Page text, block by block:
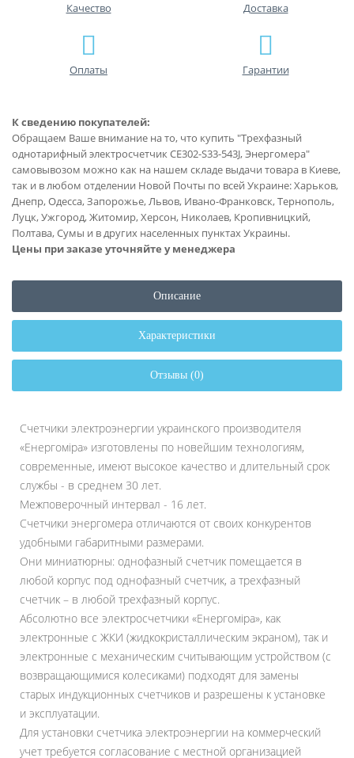
Качество Доставка
Оплаты Гарантии
К сведению покупателей:
Обращаем Ваше внимание на то, что купить "Трехфазный
однотарифный электросчетчик CE302-S33-543J, Энергомера"
самовывозом можно как на нашем складе выдачи товара в Киеве,
так и в любом отделении Новой Почты по всей Украине: Харьков,
Днепр, Одесса, Запорожье, Львов, Ивано-Франковск, Тернополь,
Луцк, Ужгород, Житомир, Херсон, Николаев, Кропивницкий,
Полтава, Сумы и в других населенных пунктах Украины.
Цены при заказе уточняйте у менеджера
Описание
Характеристики
Отзывы (0)
Счетчики электроэнергии украинского производителя
«Енергоміра» изготовлены по новейшим технологиям,
современные, имеют высокое качество и длительный срок
службы - в среднем 30 лет.
Межповерочный интервал - 16 лет.
Счетчики энергомера отличаются от своих конкурентов
удобными габаритными размерами.
Они миниатюрны: однофазный счетчик помещается в
любой корпус под однофазный счетчик, а трехфазный
счетчик – в любой трехфазный корпус.
Абсолютно все электросчетчики «Енергоміра», как
электронные с ЖКИ (жидкокристаллическим экраном), так и
электронные с механическим считывающим устройством (с
возвращающимися колесиками) подходят для замены
старых индукционных счетчиков и разрешены к установке
и эксплуатации.
Для установки счетчика электроэнергии на коммерческий
учет требуется согласование с местной организацией